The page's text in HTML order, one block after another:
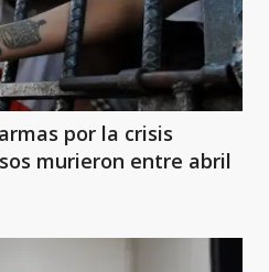
por la crisis
murieron entre abril